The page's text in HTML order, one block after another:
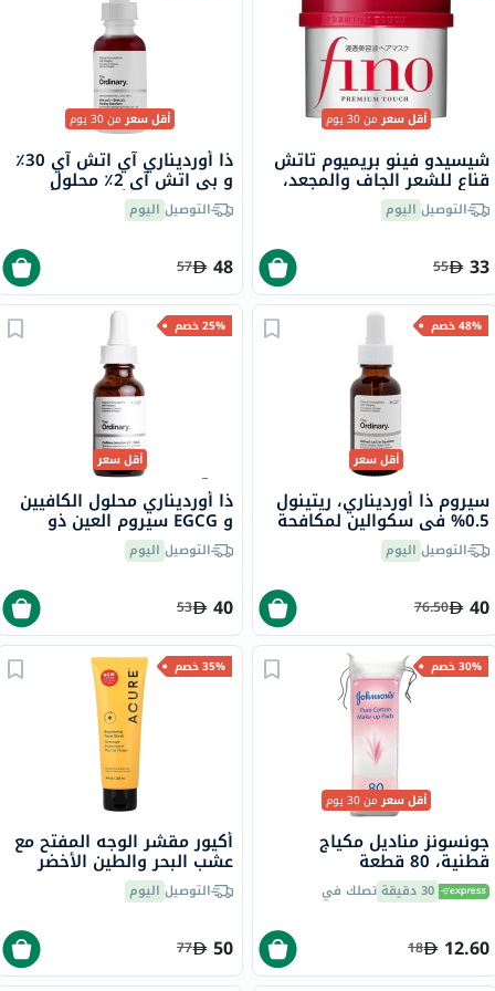
أقل سعرمن 30 يوم
شيسيدو فينو بريميوم تاتش
قناع للشعر الجاف والمجعد،
230 جرامالتوصيل اليوم
33
55
أقل سعرمن 30 يوم
ذا أورديناري آي اتش آي 30٪
و بي اتش آي 2٪ محلول
ملالتوصيل اليوم
48
57
48% خصم
أقل سعر
سيروم ذا أورديناري، ريتينول
0.5% في سكوالين لمكافحة
ملالتوصيل اليوم
40
76.50
25% خصم
أقل سعر
ذا أورديناري محلول الكافيين
و EGCG سيروم العين ذو
الأساس المائي للإنتفاخات
والتصبغات تحت العين 30 مل
التوصيل اليوم
40
53
30% خصم
أقل سعرمن 30 يوم
جونسونز مناديل مكياج
قطنية، 80 قطعة
30 دقيقة تصلك في
12.60
18
35% خصم
أكيور مقشر الوجه المفتح مع
عشب البحر والطين الأخضر
الفرنسي 118 مل
التوصيل اليوم
50
77